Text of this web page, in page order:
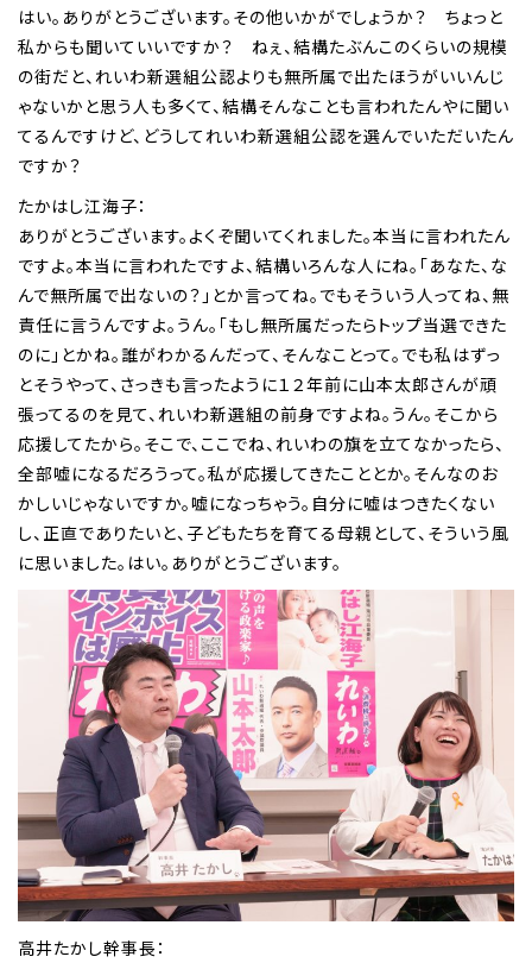
はい。ありがとうございます。その他いかがでしょうか？ ちょっと
私からも聞いていいですか？ ねぇ、結構たぶんこのくらいの規模
の街だと、れいわ新選組公認よりも無所属で出たほうがいいんじ
ゃないかと思う人も多くて、結構そんなことも言われたんやに聞い
てるんですけど、どうしてれいわ新選組公認を選んでいただいたん
ですか？
たかはし江海子：
ありがとうございます。よくぞ聞いてくれました。本当に言われたん
ですよ。本当に言われたですよ、結構いろんな人にね。「あなた、な
んで無所属で出ないの？」とか言ってね。でもそういう人ってね、無
責任に言うんですよ。うん。「もし無所属だったらトップ当選できた
のに」とかね。誰がわかるんだって、そんなことって。でも私はずっ
とそうやって、さっきも言ったように１２年前に山本太郎さんが頑
張ってるのを見て、れいわ新選組の前身ですよね。うん。そこから
応援してたから。そこで、ここでね、れいわの旗を立てなかったら、
全部嘘になるだろうって。私が応援してきたこととか。そんなのお
かしいじゃないですか。嘘になっちゃう。自分に嘘はつきたくない
し、正直でありたいと、子どもたちを育てる母親として、そういう風
に思いました。はい。ありがとうございます。
高井たかし幹事長：